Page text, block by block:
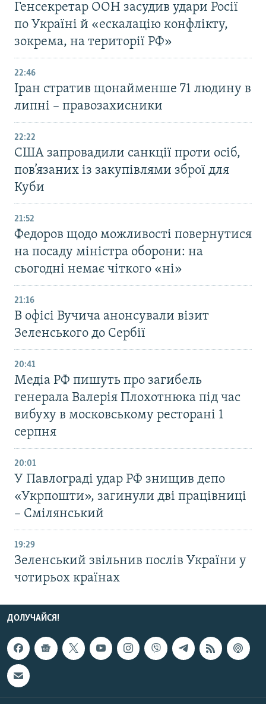
Генсекретар ООН засудив удари Росії
по Україні й «ескалацію конфлікту,
зокрема, на території РФ»
22:46
Іран стратив щонайменше 71 людину в
липні – правозахисники
22:22
США запровадили санкції проти осіб,
пов’язаних із закупівлями зброї для
Куби
21:52
Федоров щодо можливості повернутися
на посаду міністра оборони: на
сьогодні немає чіткого «ні»
21:16
В офісі Вучича анонсували візит
Зеленського до Сербії
20:41
Медіа РФ пишуть про загибель
генерала Валерія Плохотнюка під час
вибуху в московському ресторані 1
серпня
20:01
У Павлограді удар РФ знищив депо
«Укрпошти», загинули дві працівниці
– Смілянський
19:29
Зеленський звільнив послів України у
чотирьох країнах
ДОЛУЧАЙСЯ!